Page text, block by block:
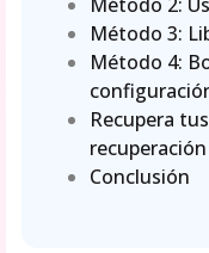
Método 3:
Método 4:
Recupera
Conclusión